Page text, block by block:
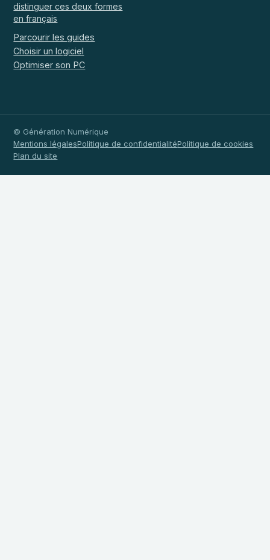
distinguer ces deux formes
en français
Parcourir les guides
Choisir un logiciel
Optimiser son PC
© Génération Numérique
Mentions légalesPolitique de confidentialitéPolitique de cookies
Plan du site